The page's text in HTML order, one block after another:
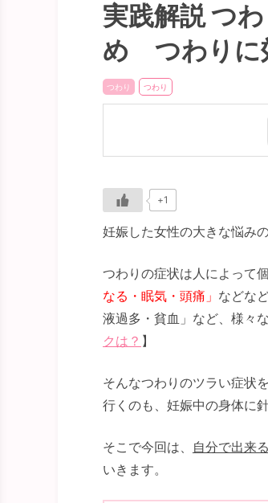
実践解説 つ
め つわりに
つわり つわり
+1
妊娠した女性の大きな悩み
つわりの症状は人によって
なる・眠気・頭痛」 などな
液過多・貧血」など、様々
クは？ 】
そんなつわりのツラい症状
行くのも、妊娠中の身体に
そこで今回は、 自分で出来
いきます。